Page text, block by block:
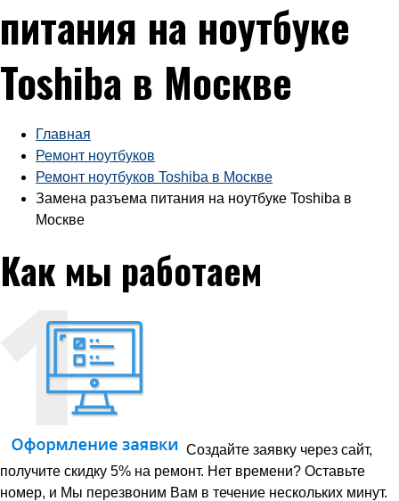
питания на ноутбуке
Toshiba в Москве
Главная
Ремонт ноутбуков
Ремонт ноутбуков Toshiba в Москве
Замена разъема питания на ноутбуке Toshiba в
Москве
Как мы работаем
Создайте заявку через сайт,
получите скидку 5% на ремонт. Нет времени? Оставьте
номер, и Мы перезвоним Вам в течение нескольких минут.